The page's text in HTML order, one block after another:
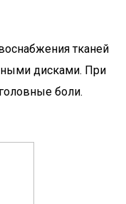
тканей
дисками. При
боли.